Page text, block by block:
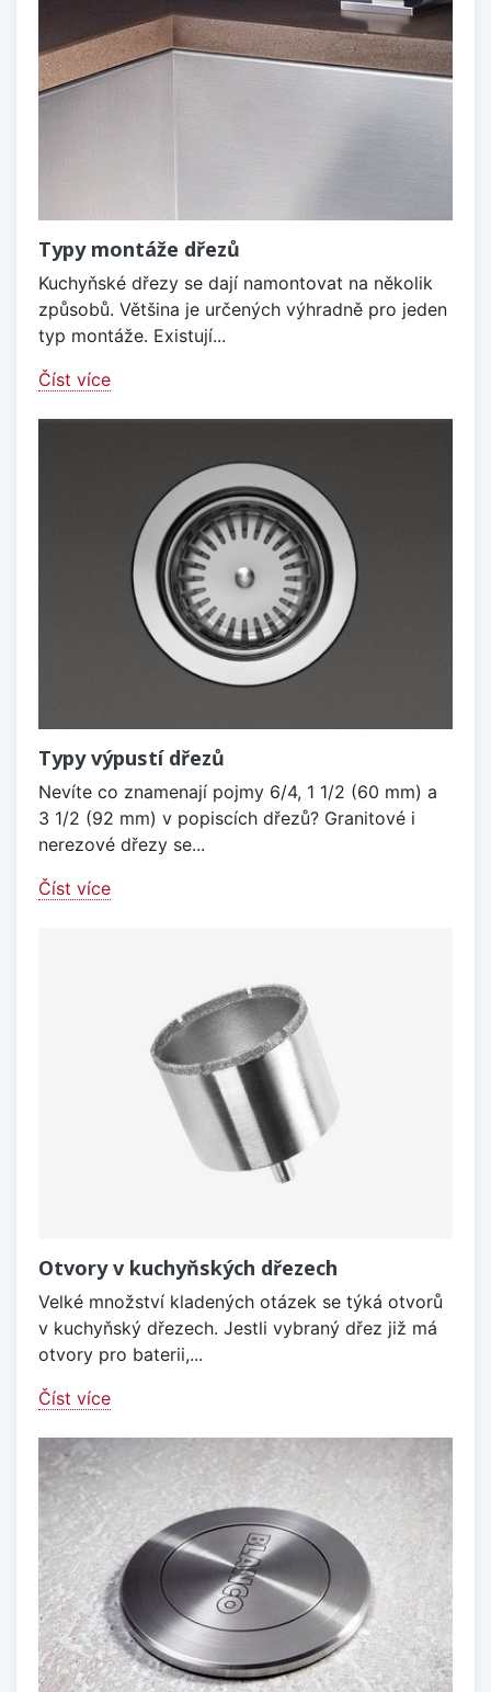
Typy montáže dřezů
Kuchyňské dřezy se dají namontovat na několik
způsobů. Většina je určených výhradně pro jeden
typ montáže. Existují...
Číst více
Typy výpustí dřezů
Nevíte co znamenají pojmy 6/4, 1 1/2 (60 mm) a
3 1/2 (92 mm) v popiscích dřezů? Granitové i
nerezové dřezy se...
Číst více
Otvory v kuchyňských dřezech
Velké množství kladených otázek se týká otvorů
v kuchyňský dřezech. Jestli vybraný dřez již má
otvory pro baterii,...
Číst více